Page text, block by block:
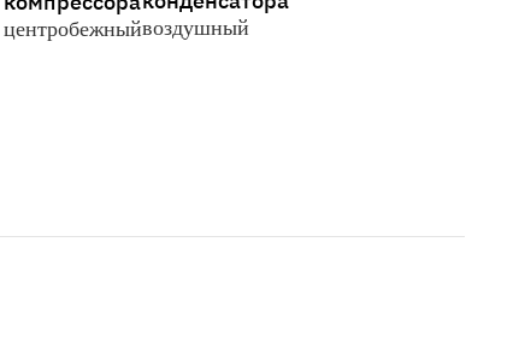
центробежныйвоздушный